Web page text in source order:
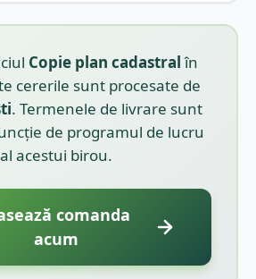
Copie plan cadastralîn
cererile sunt procesate de
. Termenele de livrare sunt
de programul de lucru
al acestui birou.
comanda
acum